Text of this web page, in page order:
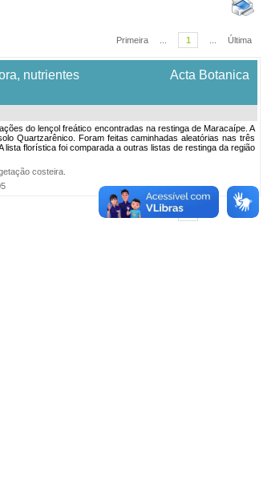
Primeira 1 Última
nutrientes
Acta Botanica
do lençol freático encontradas na restinga de Maracaípe. A
Quartzarênico. Foram feitas caminhadas aleatórias nas três
florística foi comparada a outras listas de restinga da região
costeira
Primeira ... Última